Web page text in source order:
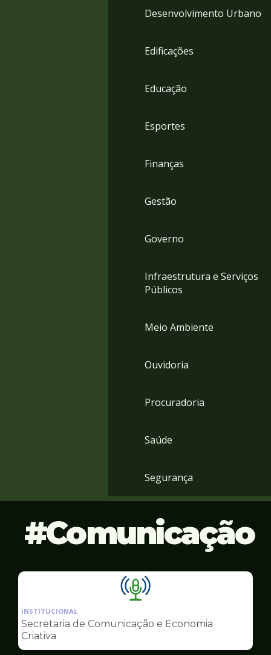
Desenvolvimento Urbano
Edificações
Educação
Esportes
Finanças
Gestão
Governo
Infraestrutura e Serviços
Públicos
Meio Ambiente
Ouvidoria
Procuradoria
Saúde
Segurança
Comunicação
Ilustração
pagina
Comunicação
INSTITUCIONAL
Secretaria de Comunicação e Economia
Criativa